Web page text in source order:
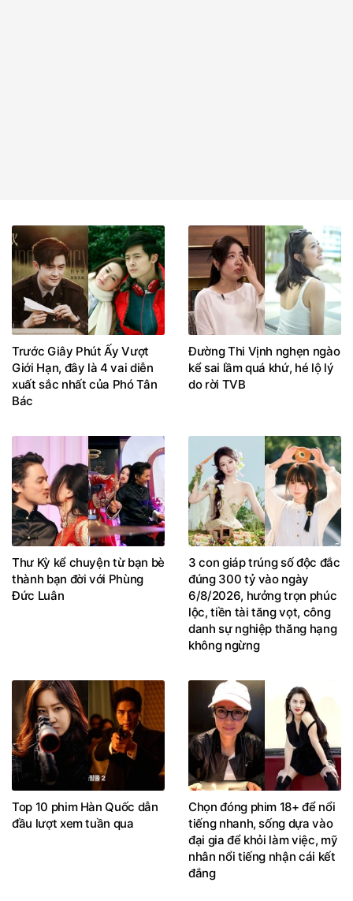
Trước Giây Phút Ấy Vượt
Giới Hạn, đây là 4 vai diễn
xuất sắc nhất của Phó Tân
Bác
Đường Thi Vịnh nghẹn ngào
kể sai lầm quá khứ, hé lộ lý
do rời TVB
Thư Kỳ kể chuyện từ bạn bè
thành bạn đời với Phùng
Đức Luân
3 con giáp trúng số độc đắc
đúng 300 tỷ vào ngày
6/8/2026, hưởng trọn phúc
lộc, tiền tài tăng vọt, công
danh sự nghiệp thăng hạng
không ngừng
Top 10 phim Hàn Quốc dẫn
đầu lượt xem tuần qua
Chọn đóng phim 18+ để nổi
tiếng nhanh, sống dựa vào
đại gia để khỏi làm việc, mỹ
nhân nổi tiếng nhận cái kết
đắng